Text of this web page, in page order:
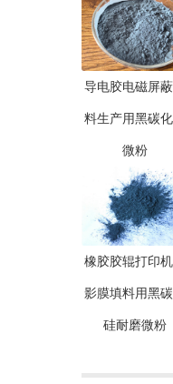
导电胶电磁屏
料生产用黑碳
微粉
橡胶胶辊打印
影膜填料用黑
硅耐磨微粉